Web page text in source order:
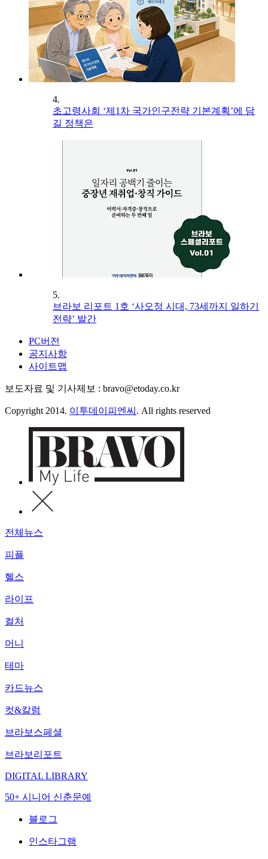
4.
초고령사회 ‘제1차 국가인구전략 기본계획’에 담
길 정책은
5.
브라보 리포트 1호 ‘사오정 시대, 73세까지 일하기
전략’ 발간
PC버전
공지사항
사이트맵
보도자료 및 기사제보 : bravo@etoday.co.kr
Copyright 2014. 이투데이피엔씨 . All rights reserved
전체뉴스
피플
헬스
라이프
컬처
머니
테마
카드뉴스
컷&칼럼
브라보스페셜
브라보리포트
DIGITAL LIBRARY
50+ 시니어 신춘문예
블로그
인스타그램